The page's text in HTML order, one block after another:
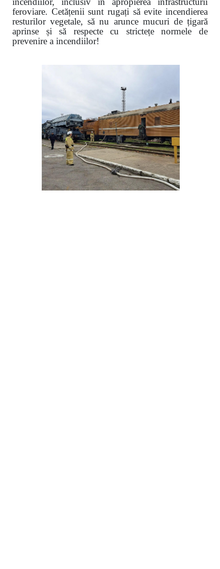
feroviare. Cetățenii sunt rugați să evite incendierea
resturilor vegetale, să nu arunce mucuri de țigară
aprinse și să respecte cu strictețe normele de
prevenire a incendiilor!